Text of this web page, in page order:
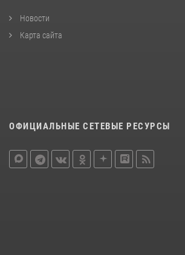
Новости
Карта сайта
ОФИЦИАЛЬНЫЕ СЕТЕВЫЕ РЕСУРСЫ